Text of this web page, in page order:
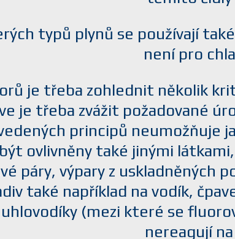
typů plynů se používají
není pro
je třeba zohlednit několik
je třeba zvážit požadované
principů neumožňuje
ovlivněny také jinými
páry, výpary z uskladněných
také například na vodík,
(mezi které se
nereagují